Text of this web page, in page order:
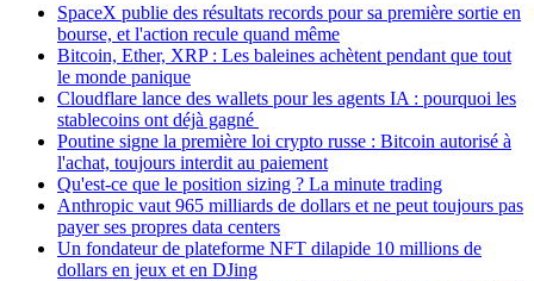
SpaceX publie des résultats records pour sa première sortie en
bourse, et l'action recule quand même
Bitcoin, Ether, XRP : Les baleines achètent pendant que tout
le monde panique
Cloudflare lance des wallets pour les agents IA : pourquoi les
stablecoins ont déjà gagné
Poutine signe la première loi crypto russe : Bitcoin autorisé à
l'achat, toujours interdit au paiement
Qu'est-ce que le position sizing ? La minute trading
Anthropic vaut 965 milliards de dollars et ne peut toujours pas
payer ses propres data centers
Un fondateur de plateforme NFT dilapide 10 millions de
dollars en jeux et en DJing